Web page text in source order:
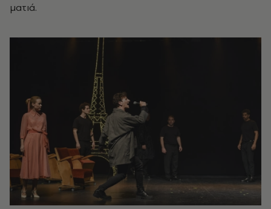
ματιά.